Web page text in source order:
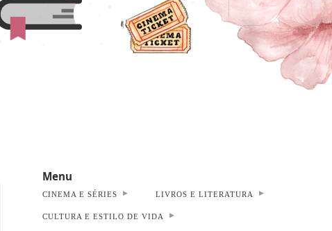
Menu
CINEMA E SÉRIES LIVROS E LITERATURA
CULTURA E ESTILO DE VIDA